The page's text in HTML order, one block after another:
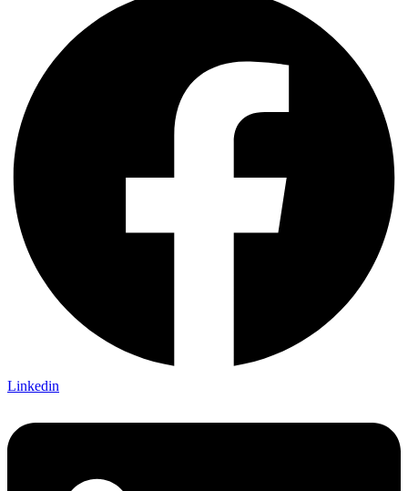
Linkedin